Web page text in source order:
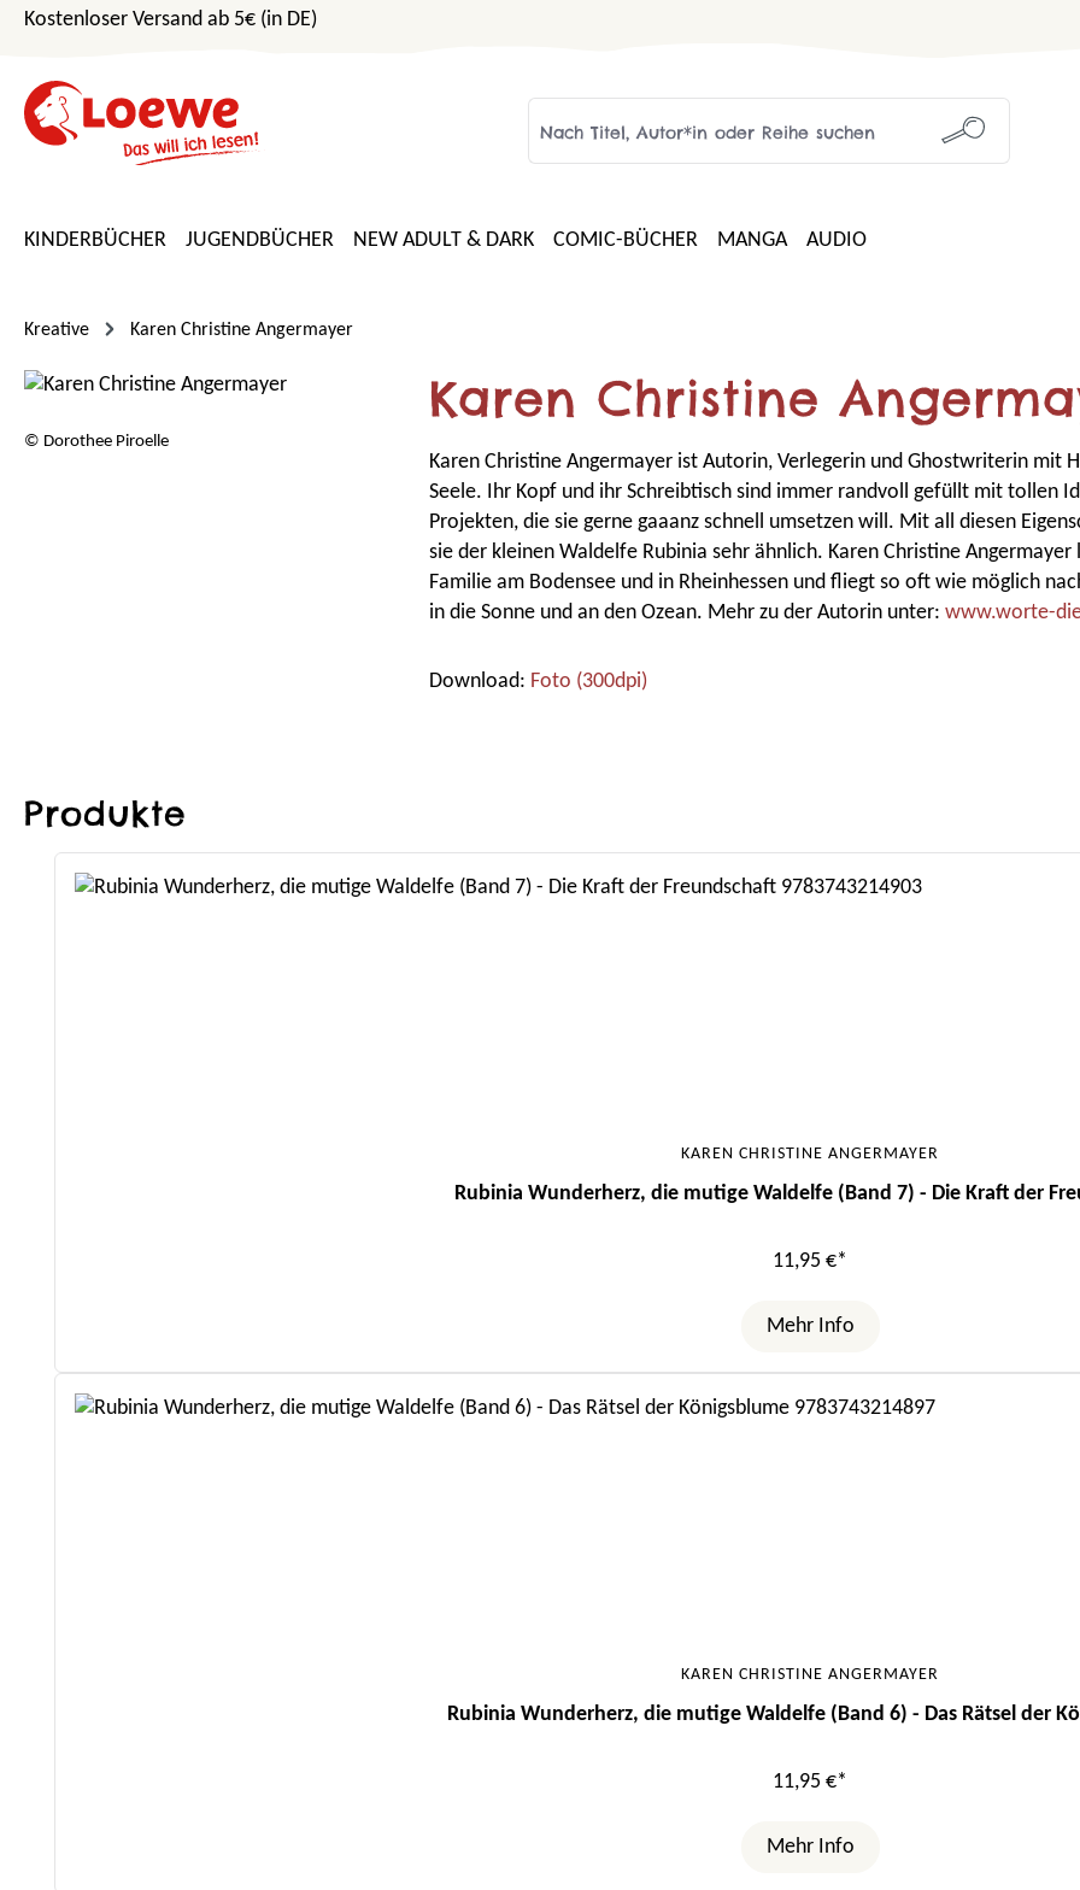
Hauptinhalt springen
Zur Suche springen
Zur Hauptnavigation springen
Kostenloser Versand ab 5€ (in DE)
KINDERBÜCHER JUGENDBÜCHER NEW ADULT & DARK COMIC-BÜCHER MANGA AUDIO
Kreative Karen Christine Angermayer
© Dorothee Piroelle
Karen Christine
Karen Christine Angermayer ist Autorin, Verlegerin und Ghostwriterin mit
Seele. Ihr Kopf und ihr Schreibtisch sind immer randvoll gefüllt mit tollen
Projekten, die sie gerne gaaanz schnell umsetzen will. Mit all diesen
sie der kleinen Waldelfe Rubinia sehr ähnlich. Karen Christine
Familie am Bodensee und in Rheinhessen und fliegt so oft wie möglich
in die Sonne und an den Ozean. Mehr zu der Autorin unter: www.worte-
Download: Foto (300dpi)
Produkte
KAREN CHRISTINE ANGERMAYER
Rubinia Wunderherz, die mutige Waldelfe (Band 7) - Die Kraft der
11,95 €*
Mehr Info
KAREN CHRISTINE ANGERMAYER
Rubinia Wunderherz, die mutige Waldelfe (Band 6) - Das Rätsel der
11,95 €*
Mehr Info